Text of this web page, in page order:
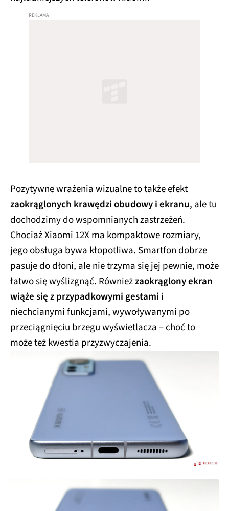
Pozytywne wrażenia wizualne to także efekt
zaokrąglonych krawędzi obudowy i ekranu, ale tu
dochodzimy do wspomnianych zastrzeżeń.
Chociaż Xiaomi 12X ma kompaktowe rozmiary,
jego obsługa bywa kłopotliwa. Smartfon dobrze
pasuje do dłoni, ale nie trzyma się jej pewnie, może
łatwo się wyślizgnąć. Równieżzaokrąglony ekran
wiąże się z przypadkowymi gestami i
niechcianymi funkcjami, wywoływanymi po
przeciągnięciu brzegu wyświetlacza – choć to
może też kwestia przyzwyczajenia.